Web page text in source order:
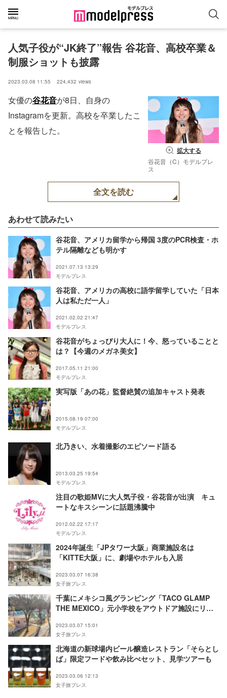
人気子役が“JK終了”報告 谷花音、高校卒業＆
制服ショットも披露
2023.03.08 11:55 224,432 views
拡大する
谷花音（C）モデルプレ
ス
女優の谷花音が8日、自身の
Instagramを更新。高校を卒業したこ
とを報告した。
全文を読む
あわせて読みたい
谷花音、アメリカ留学から帰国 3度のPCR検査・ホ
テル隔離なども明かす
2021.07.13 13:29
モデルプレス
谷花音、アメリカの高校に語学留学していた「日本
人は私ただ一人」
2021.02.02 21:47
モデルプレス
谷花音がちょっぴり大人に！今、怒っていることと
は？【今週のメガネ美女】
2017.05.11 21:00
モデルプレス
実写版「あの花」監督絶賛の追加キャスト発表
2015.08.19 07:00
モデルプレス
北乃きい、水着撮影のエピソード語る
2013.03.25 19:54
モデルプレス
注目の歌姫MVに大人気子役・谷花音が出演 キュ
ートなキスシーンに話題沸騰中
2012.02.22 17:17
モデルプレス
2024年誕生「JPタワー大阪」商業施設名は
「KITTE大阪」に、劇場やホテルも入居
2023.03.07 16:38
女子旅プレス
千葉にメキシコ風グランピング「TACO GLAMP
THE MEXICO」元小学校をアウトドア施設にリノ
2023.03.07 15:01
女子旅プレス
北海道の新球場内ビール醸造レストラン「そらとし
ば」限定フードや飲み比べセット、見学ツアーも
2023.03.06 12:13
女子旅プレス